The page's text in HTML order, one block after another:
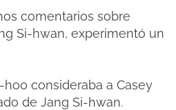
comentarios sobre
Si-hwan, experimentó un
consideraba a Casey
de Jang Si-hwan.